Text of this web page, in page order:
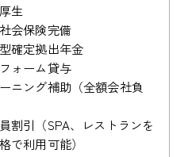
生
会保険完備
確定拠出年金
ォーム貸与
ニング補助（全額会社負
割引（SPA、レストランを
で利用可能）